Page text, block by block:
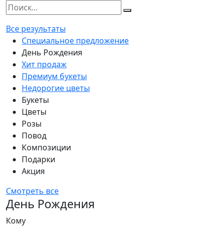
Все результаты
Специальное предложение
День Рождения
Хит продаж
Премиум букеты
Недорогие цветы
Букеты
Цветы
Розы
Повод
Композиции
Подарки
Акция
Смотреть все
День Рождения
Кому